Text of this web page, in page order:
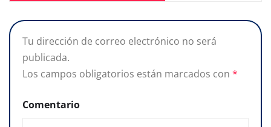
Tu dirección de correo electrónico no será
publicada.
Los campos obligatorios están marcados con *
Comentario